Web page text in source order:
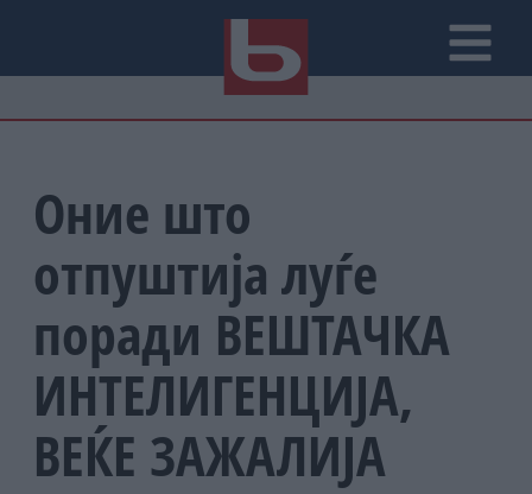
Оние што
отпуштија луѓе
поради ВЕШТАЧКА
ИНТЕЛИГЕНЦИЈА,
ВЕЌЕ ЗАЖАЛИЈА